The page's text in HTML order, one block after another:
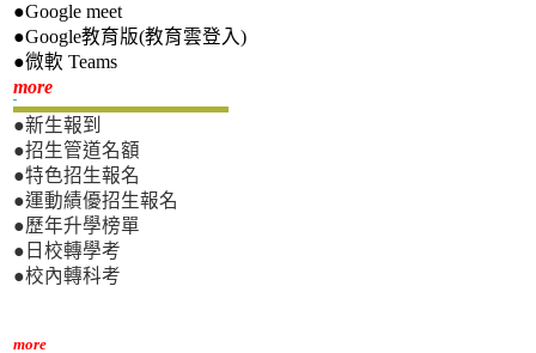
●Google meet
●Google教育版(教育雲登入)
●微軟 Teams
more新生專區
●新生報到
●招生管道名額
●特色招生報名
●運動績優招生報名
●歷年升學榜單
●日校轉學考
●校內轉科考
more